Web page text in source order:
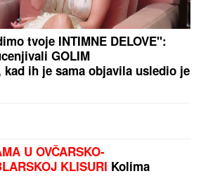
KUPAĆI, MUŠKARCIMA
Srpkinja (41) podigla donji
se muti um: "Uspostavila